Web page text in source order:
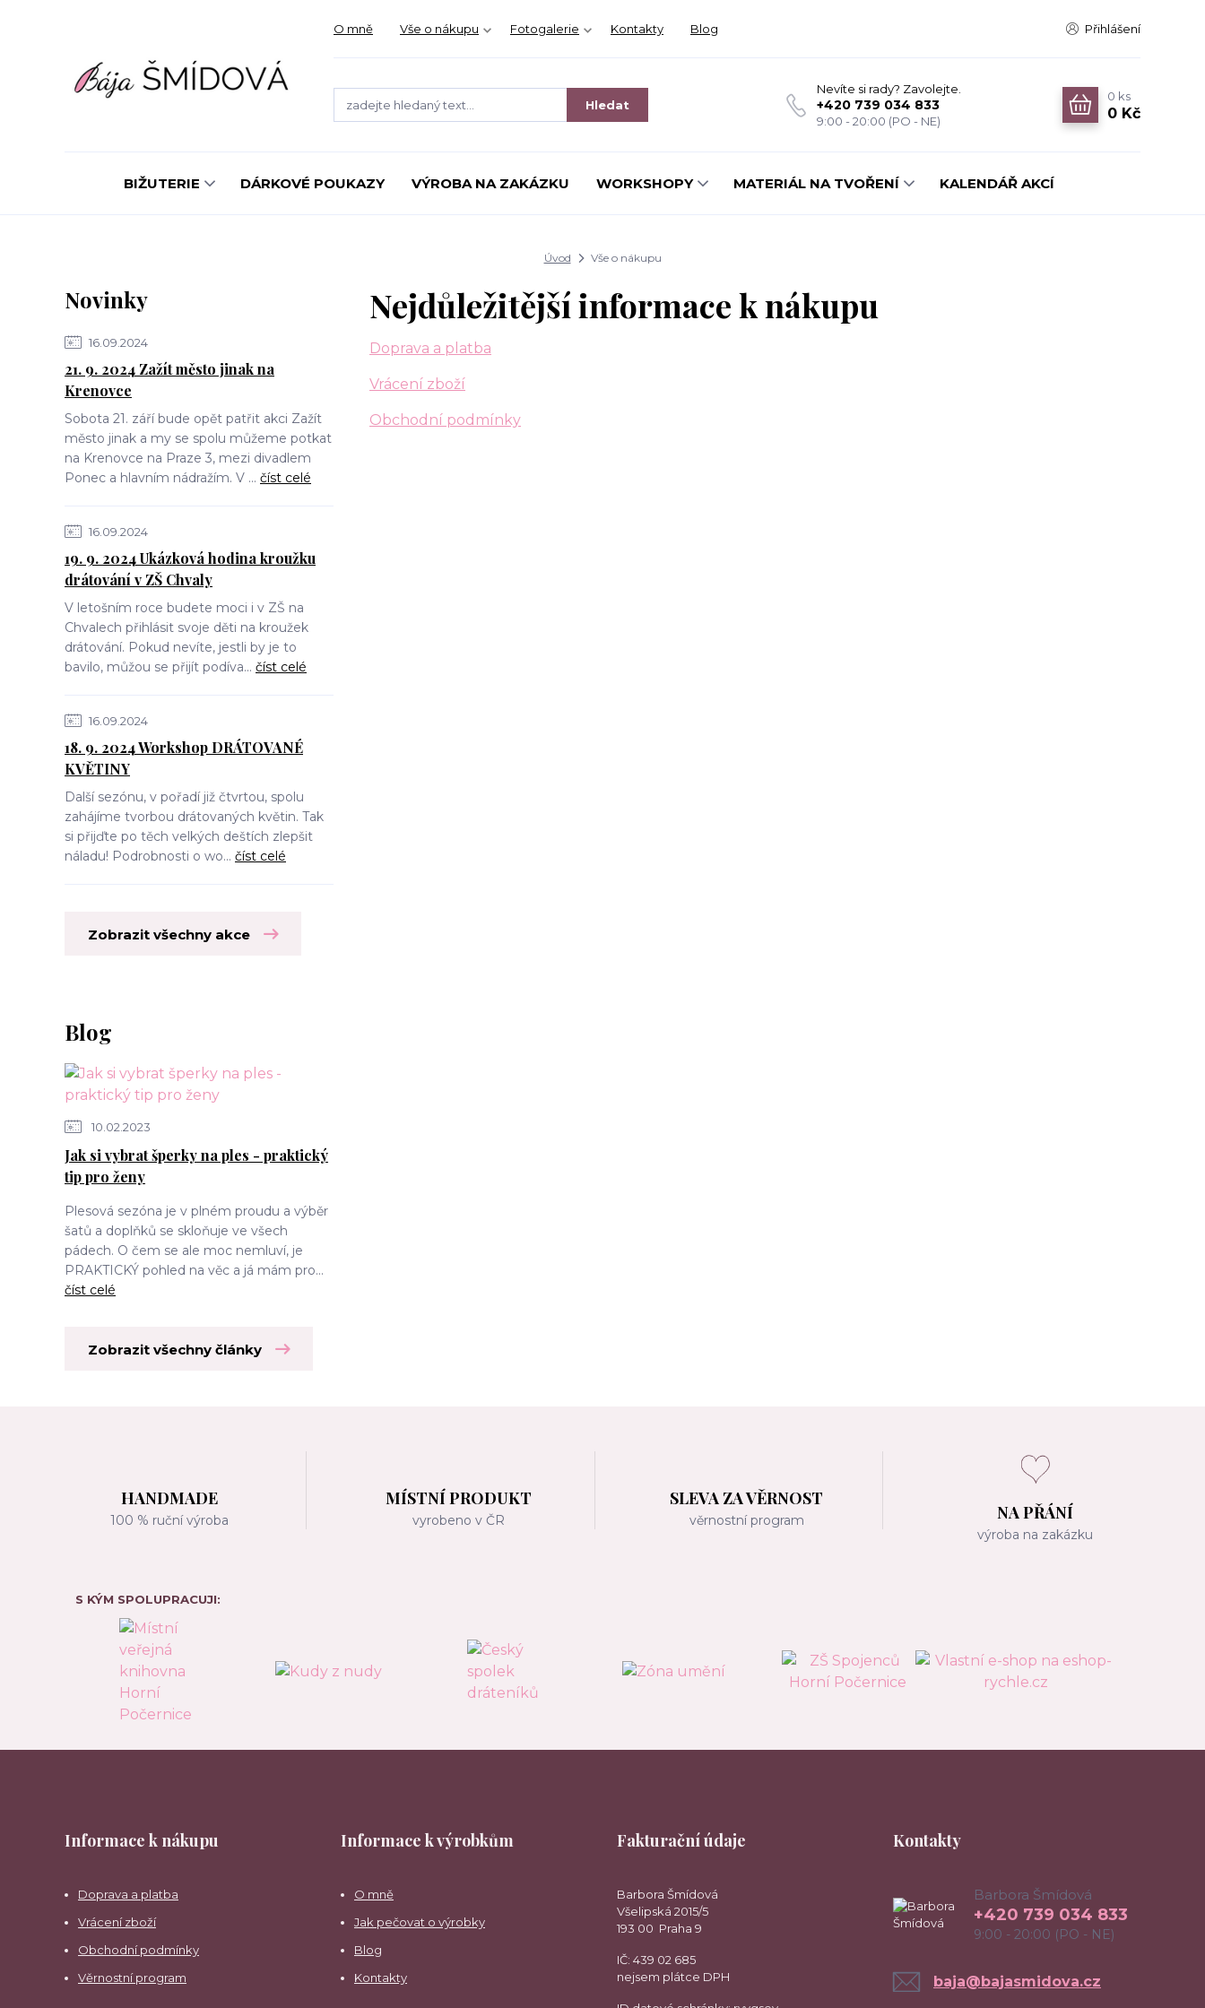
O mně Vše o nákupu Fotogalerie Kontakty Blog Přihlášení
Hledat
Nevíte si rady? Zavolejte.
+420 739 034 833
9:00 - 20:00 (PO - NE)
0 ks
0 Kč
BIŽUTERIE DÁRKOVÉ POUKAZY VÝROBA NA ZAKÁZKU WORKSHOPY MATERIÁL NA TVOŘENÍ KALENDÁŘ AKCÍ
Úvod Vše o nákupu
Novinky
16.09.2024
21. 9. 2024 Zažít město jinak na
Krenovce
Sobota 21. září bude opět patřit akci Zažít
město jinak a my se spolu můžeme potkat
na Krenovce na Praze 3, mezi divadlem
Ponec a hlavním nádražím. V ... číst celé
16.09.2024
19. 9. 2024 Ukázková hodina kroužku
drátování v ZŠ Chvaly
V letošním roce budete moci i v ZŠ na
Chvalech přihlásit svoje děti na kroužek
drátování. Pokud nevíte, jestli by je to
bavilo, můžou se přijít podíva... číst celé
16.09.2024
18. 9. 2024 Workshop DRÁTOVANÉ
KVĚTINY
Další sezónu, v pořadí již čtvrtou, spolu
zahájíme tvorbou drátovaných květin. Tak
si přijďte po těch velkých deštích zlepšit
náladu! Podrobnosti o wo... číst celé
Zobrazit všechny akce
Blog
10.02.2023
Jak si vybrat šperky na ples - praktický
tip pro ženy
Plesová sezóna je v plném proudu a výběr
šatů a doplňků se skloňuje ve všech
pádech. O čem se ale moc nemluví, je
PRAKTICKÝ pohled na věc a já mám pro...
číst celé
Zobrazit všechny články
Nejdůležitější informace k nákupu
Doprava a platba
Vrácení zboží
Obchodní podmínky
HANDMADE
100 % ruční výroba
MÍSTNÍ PRODUKT
vyrobeno v ČR
SLEVA ZA VĚRNOST
věrnostní program NA PŘÁNÍ
výroba na zakázku
S KÝM SPOLUPRACUJI:
Informace k nákupu
Doprava a platba
Vrácení zboží
Obchodní podmínky
Věrnostní program
Informace k výrobkům
O mně
Jak pečovat o výrobky
Blog
Kontakty
Fakturační údaje
Barbora Šmídová
Všelipská 2015/5
193 00 Praha 9
IČ: 439 02 685
nejsem plátce DPH
Kontakty
Barbora Šmídová
+420 739 034 833
9:00 - 20:00 (PO - NE)
baja@bajasmidova.cz